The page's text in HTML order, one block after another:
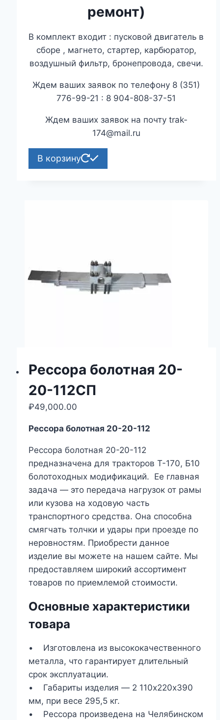
ремонт)
В комплект входит : пусковой двигатель в
сборе , магнето, стартер, карбюратор,
воздушный фильтр, бронепровода, свечи.
Ждем ваших заявок по телефону 8 (351)
776-99-21 : 8 904-808-37-51
Ждем ваших заявок на почту trak-
174@mail.ru
В корзину
Рессора болотная 20-
20-112СП
₽49,000.00
Рессора болотная 20-20-112
Рессора болотная 20-20-112
предназначена для тракторов Т-170, Б10
болотоходных модификаций. Ее главная
задача ― это передача нагрузок от рамы
или кузова на ходовую часть
транспортного средства. Она способна
смягчать толчки и удары при проезде по
неровностям. Приобрести данное
изделие вы можете на нашем сайте. Мы
предоставляем широкий ассортимент
товаров по приемлемой стоимости.
Основные характеристики
товара
• Изготовлена из высококачественного
металла, что гарантирует длительный
срок эксплуатации.
• Габариты изделия ― 2 110х220х390
мм, при весе 295,5 кг.
• Рессора произведена на Челябинском